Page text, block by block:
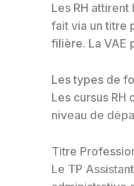
Les RH
fait via un titre
filière. La VAE
Les types de
Les cursus
niveau de
Titre
Le TP